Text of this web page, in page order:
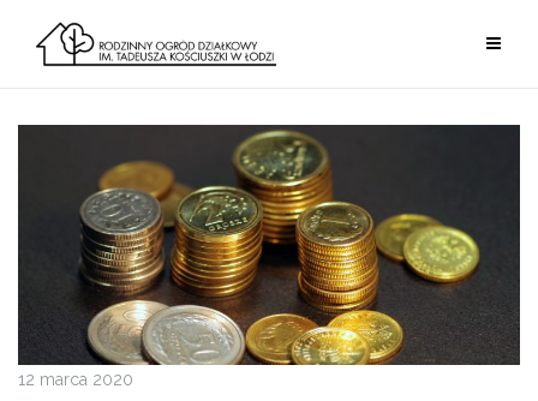
treści
12 marca 2020